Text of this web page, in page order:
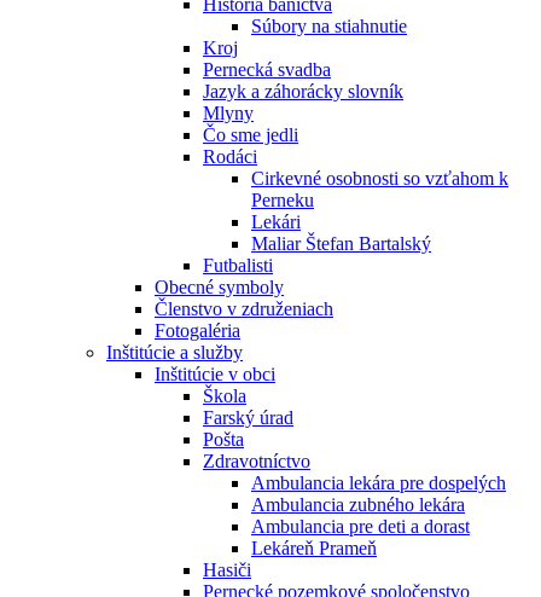
História baníctva
Súbory na stiahnutie
Kroj
Pernecká svadba
Jazyk a záhorácky slovník
Mlyny
Čo sme jedli
Rodáci
Cirkevné osobnosti so vzťahom k
Perneku
Lekári
Maliar Štefan Bartalský
Futbalisti
Obecné symboly
Členstvo v združeniach
Fotogaléria
Inštitúcie a služby
Inštitúcie v obci
Škola
Farský úrad
Pošta
Zdravotníctvo
Ambulancia lekára pre dospelých
Ambulancia zubného lekára
Ambulancia pre deti a dorast
Lekáreň Prameň
Hasiči
Pernecké pozemkové spoločenstvo